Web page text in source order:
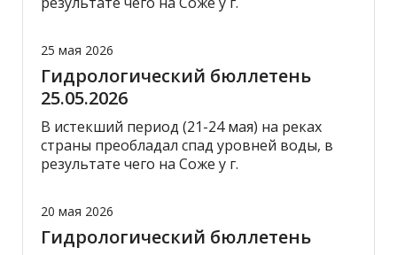
25 мая 2026
Гидрологический бюллетень
25.05.2026
В истекший период (21-24 мая) на реках
страны преобладал спад уровней воды, в
результате чего на Соже у г.
20 мая 2026
Гидрологический бюллетень